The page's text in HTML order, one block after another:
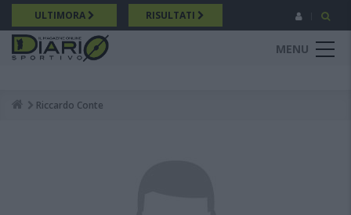
Salta
al
contenuto
principale
ULTIMORA RISULTATI
MENU
Breadcrumb
Riccardo Conte